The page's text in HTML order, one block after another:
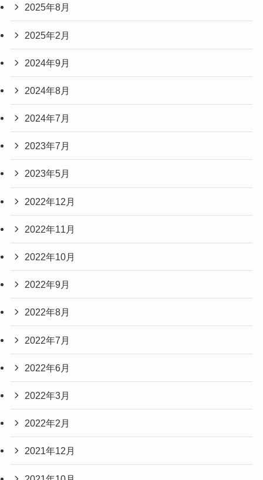
2025年8月
2025年2月
2024年9月
2024年8月
2024年7月
2023年7月
2023年5月
2022年12月
2022年11月
2022年10月
2022年9月
2022年8月
2022年7月
2022年6月
2022年3月
2022年2月
2021年12月